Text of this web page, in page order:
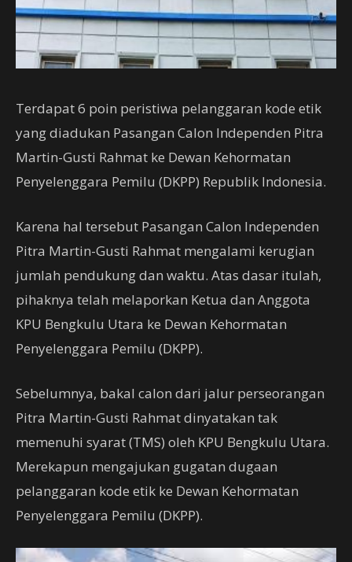
Terdapat 6 poin peristiwa pelanggaran kode etik
yang diadukan Pasangan Calon Independen Pitra
Martin-Gusti Rahmat ke Dewan Kehormatan
Penyelenggara Pemilu (DKPP) Republik Indonesia.
Karena hal tersebut Pasangan Calon Independen
Pitra Martin-Gusti Rahmat mengalami kerugian
jumlah pendukung dan waktu. Atas dasar itulah,
pihaknya telah melaporkan Ketua dan Anggota
KPU Bengkulu Utara ke Dewan Kehormatan
Penyelenggara Pemilu (DKPP).
Sebelumnya, bakal calon dari jalur perseorangan
Pitra Martin-Gusti Rahmat dinyatakan tak
memenuhi syarat (TMS) oleh KPU Bengkulu Utara.
Merekapun mengajukan gugatan dugaan
pelanggaran kode etik ke Dewan Kehormatan
Penyelenggara Pemilu (DKPP).